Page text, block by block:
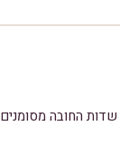
שדות החובה מסומנים